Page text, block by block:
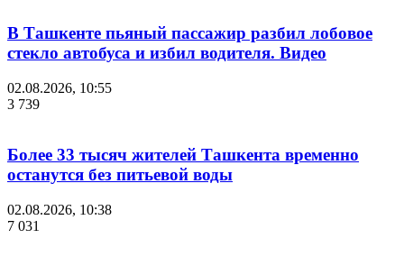
В Ташкенте пьяный пассажир разбил лобовое
стекло автобуса и избил водителя. Видео
02.08.2026, 10:55
3 739
Более 33 тысяч жителей Ташкента временно
останутся без питьевой воды
02.08.2026, 10:38
7 031